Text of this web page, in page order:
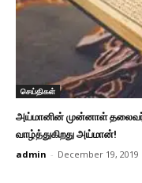
செய்திகள்
அய்மானின் முன்னாள்
வாழ்த்துகிறது அய்மான்!
admin - December 19, 2019